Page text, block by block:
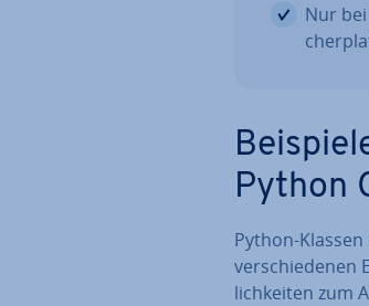
Nur bei
Python
Python-
ver­schie­de­nen
lich­kei­ten zum